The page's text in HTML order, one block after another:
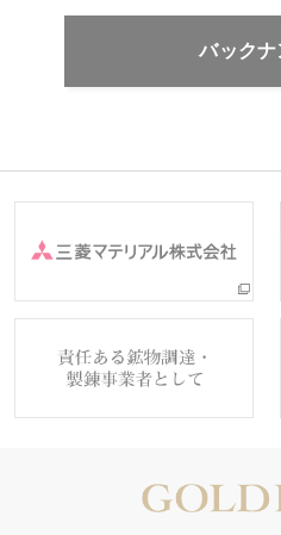
バックナ